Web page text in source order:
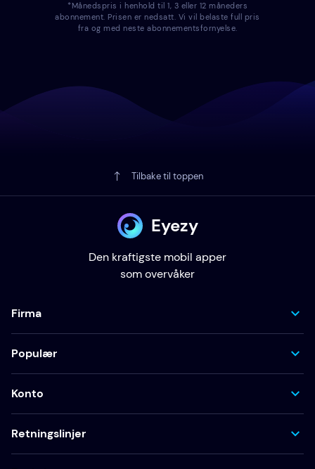
*Månedspris i henhold til 1, 3 eller 12 måneders
abonnement. Prisen er nedsatt. Vi vil belaste full pris
fra og med neste abonnementsfornyelse.
Tilbake til toppen
Eyezy
Den kraftigste mobil apper
som overvåker
Firma
Populær
Konto
Retningslinjer